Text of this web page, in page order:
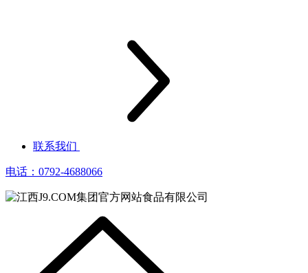
联系我们
电话：0792-4688066